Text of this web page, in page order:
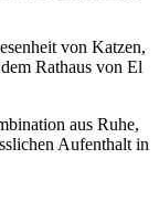
von Katzen,
Rathaus von El
aus Ruhe,
Aufenthalt in